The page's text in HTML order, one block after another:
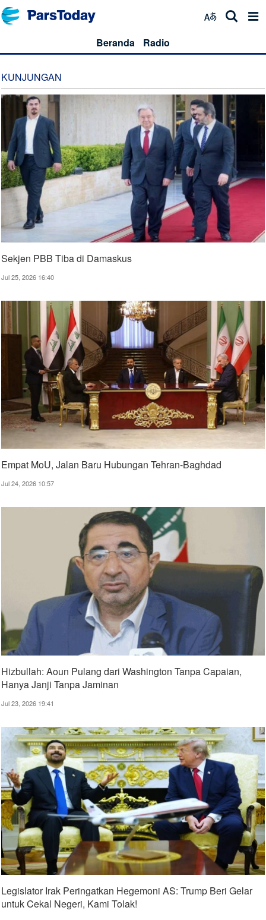
Beranda Radio
KUNJUNGAN
Sekjen PBB Tiba di Damaskus
Jul 25, 2026 16:40
Empat MoU, Jalan Baru Hubungan Tehran-Baghdad
Jul 24, 2026 10:57
Hizbullah: Aoun Pulang dari Washington Tanpa Capaian,
Hanya Janji Tanpa Jaminan
Jul 23, 2026 19:41
Legislator Irak Peringatkan Hegemoni AS: Trump Beri Gelar
untuk Cekal Negeri, Kami Tolak!